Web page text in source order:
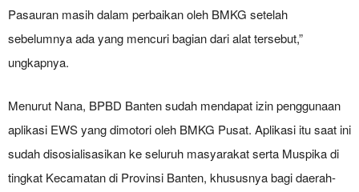
Pasauran masih dalam perbaikan oleh BMKG setelah
sebelumnya ada yang mencuri bagian dari alat tersebut,”
ungkapnya.
Menurut Nana, BPBD Banten sudah mendapat izin penggunaan
aplikasi EWS yang dimotori oleh BMKG Pusat. Aplikasi itu saat ini
sudah disosialisasikan ke seluruh masyarakat serta Muspika di
tingkat Kecamatan di Provinsi Banten, khususnya bagi daerah-